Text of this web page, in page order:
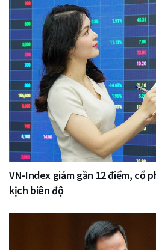
VN-Index giảm gần 12 điểm, cổ
kịch biên độ